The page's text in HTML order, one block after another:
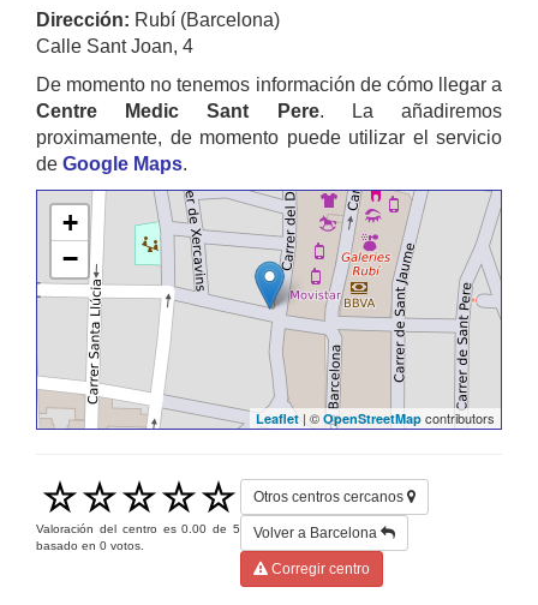
Dirección: Rubí (Barcelona)
Calle Sant Joan, 4
De momento no tenemos información de cómo llegar a
Centre Medic Sant Pere. La añadiremos
proximamente, de momento puede utilizar el servicio
de Google Maps.
+
−
Leaflet | © OpenStreetMap contributors
Valoración del centro es0.00 de5
basado en 0 votos.
Otros centros cercanos
Volver a Barcelona
Corregir centro